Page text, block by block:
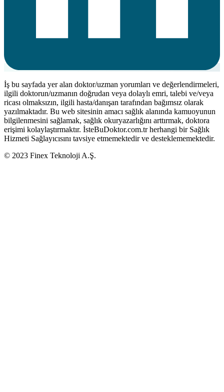
İş bu sayfada yer alan doktor/uzman yorumları ve değerlendirmeleri,
ilgili doktorun/uzmanın doğrudan veya dolaylı emri, talebi ve/veya
ricası olmaksızın, ilgili hasta/danışan tarafından bağımsız olarak
yazılmaktadır. Bu web sitesinin amacı sağlık alanında kamuoyunun
bilgilenmesini sağlamak, sağlık okuryazarlığını arttırmak, doktora
erişimi kolaylaştırmaktır. İsteBuDoktor.com.tr herhangi bir Sağlık
Hizmeti Sağlayıcısını tavsiye etmemektedir ve desteklememektedir.
© 2023 Finex Teknoloji A.Ş.